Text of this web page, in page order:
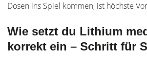
Dosen ins Spiel kommen, ist höchste
Wie setzt du Lithium
korrekt ein – Schritt für